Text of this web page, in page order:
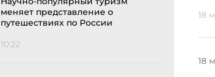
меняет представление о
путешествиях по России
10:22
18
18